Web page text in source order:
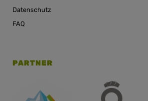
Datenschutz
FAQ
PARTNER